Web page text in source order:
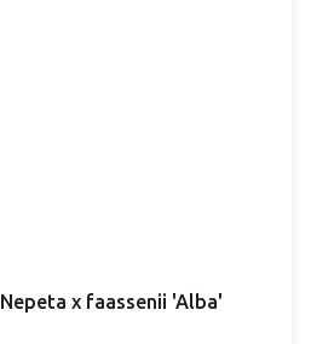
Šanta zkřížená 'Alba' - Nepeta x faassenii 'Alba'